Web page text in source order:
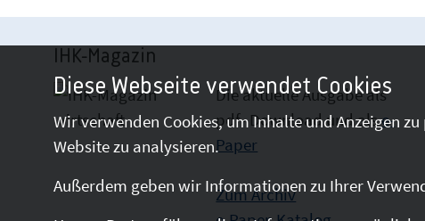
IHK-Magazin
Die aktuelle Ausgabe als
pdf- Downloadund alse-
Paper
Zum Archiv
Diese Webseite verwendet Cookies
Wir verwenden Cookies, um Inhalte und Anzeigen
Website zu analysieren.
Außerdem geben wir Informationen zu Ihrer